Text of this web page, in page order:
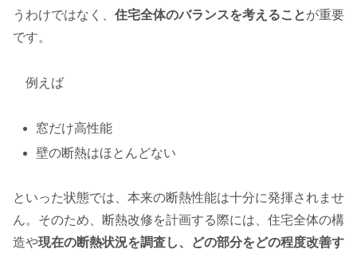
うわけではなく、 住宅全体のバランスを考えることが重要
です。
例えば
窓だけ高性能
壁の断熱はほとんどない
といった状態では、本来の断熱性能は十分に発揮されませ
ん。そのため、断熱改修を計画する際には、住宅全体の構
造や現在の断熱状況を調査し、どの部分をどの程度改善す